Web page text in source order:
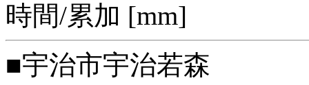
時間/累加 [mm]
■宇治市宇治若森